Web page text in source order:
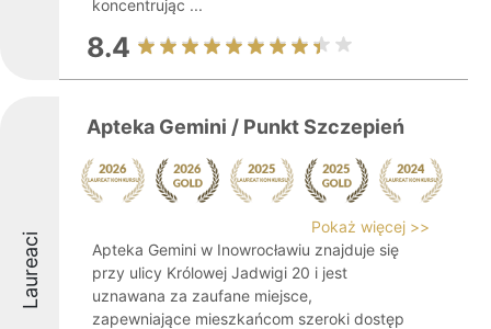
koncentrując ...
8.4
Laureaci
Apteka Gemini / Punkt Szczepień
Pokaż więcej >>
Apteka Gemini w Inowrocławiu znajduje się
przy ulicy Królowej Jadwigi 20 i jest
uznawana za zaufane miejsce,
zapewniające mieszkańcom szeroki dostęp